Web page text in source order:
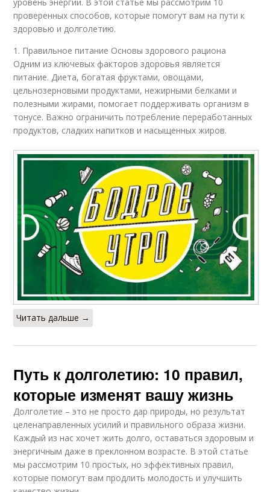
уровень энергии. В этой статье мы рассмотрим 10
проверенных способов, которые помогут вам на пути к
здоровью и долголетию.
1. Правильное питание Основы здорового рациона
Одним из ключевых факторов здоровья является
питание. Диета, богатая фруктами, овощами,
цельнозерновыми продуктами, нежирными белками и
полезными жирами, помогает поддерживать организм в
тонусе. Важно ограничить потребление переработанных
продуктов, сладких напитков и насыщенных жиров.
Читать дальше →
Путь к долголетию: 10 правил,
которые изменят вашу жизнь
Долголетие – это не просто дар природы, но результат
целенаправленных усилий и правильного образа жизни.
Каждый из нас хочет жить долго, оставаться здоровым и
энергичным даже в преклонном возрасте. В этой статье
мы рассмотрим 10 простых, но эффективных правил,
которые помогут вам продлить молодость и улучшить